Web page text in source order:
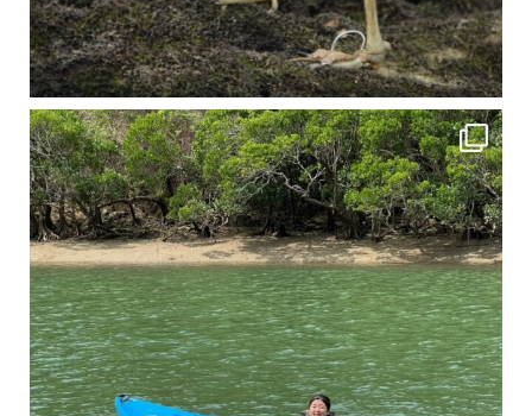
4月に入り、新人教育の為カヤックから落ちた際の救助の実技練習の風景です。 一人前の